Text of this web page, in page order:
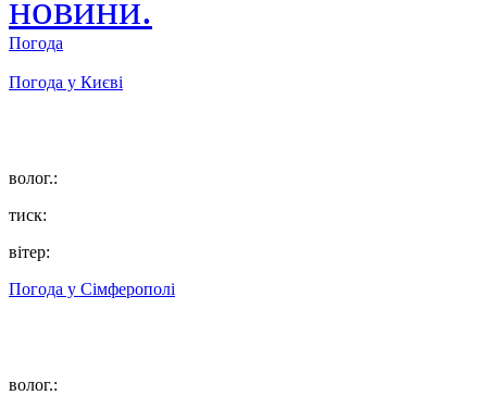
Погода
Погода у Києві
волог.:
тиск:
вітер:
Погода у Сімферополі
волог.: